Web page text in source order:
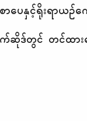
ာပေနှင့်ရိုးရာယ
က်ဆိုဒ်တွင် တင်ထာ